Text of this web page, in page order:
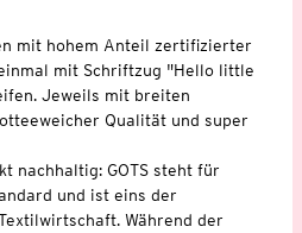
mit hohem Anteil zertifizierter
mit Schriftzug "Hello little
Jeweils mit breiten
Qualität und super
nachhaltig: GOTS steht für
und ist eins der
Während der